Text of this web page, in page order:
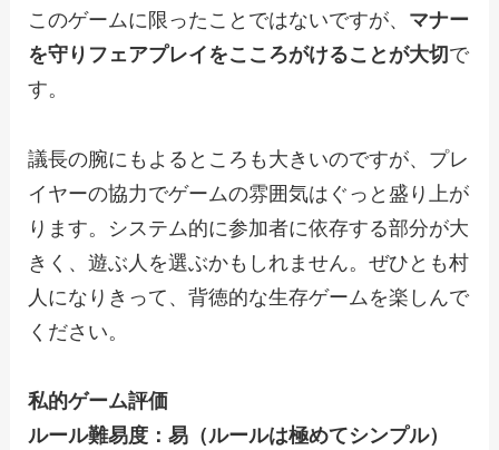
このゲームに限ったことではないですが、 マナー
を守りフェアプレイをこころがけることが大切で
す。
議長の腕にもよるところも大きいのですが、プレ
イヤーの協力でゲームの雰囲気はぐっと盛り上が
ります。システム的に参加者に依存する部分が大
きく、遊ぶ人を選ぶかもしれません。ぜひとも村
人になりきって、背徳的な生存ゲームを楽しんで
ください。
私的ゲーム評価
ルール難易度：易（ルールは極めてシンプル）